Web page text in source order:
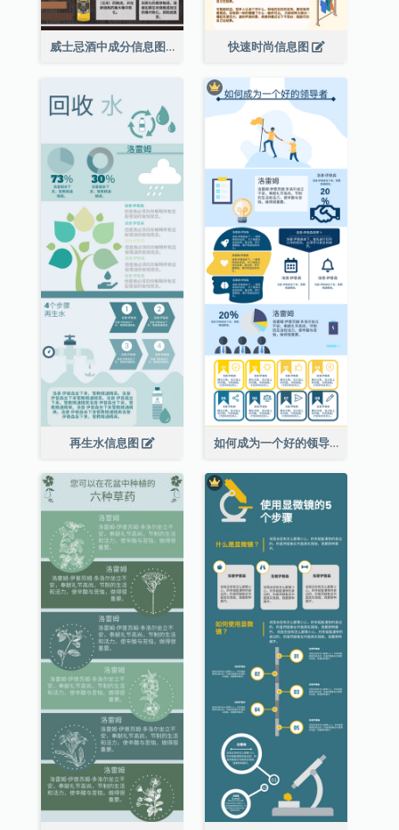
威士忌酒中成分信息图表 快速时尚信息图
再生水信息图 如何成为一个好的领导者信息图